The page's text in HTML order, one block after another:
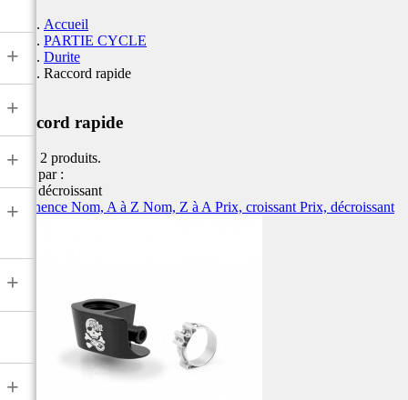
+
+
+
+
+
+
Accueil
PARTIE CYCLE
Durite
Raccord rapide
Raccord rapide
Il y a 2 produits.
Trier par :
Prix, décroissant
Pertinence Nom, A à Z Nom, Z à A Prix, croissant Prix, décroissant